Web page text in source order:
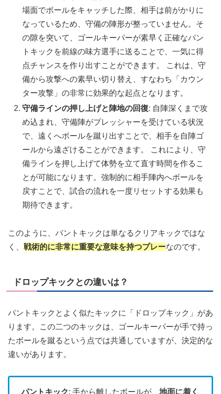
場面でボールをキャッチした際、相手は前がかりに
なっているため、守備の陣形が整っていません。そ
の隙を突いて、ゴールキーパーが素早く正確なパン
トキックを前線の味方選手に送ることで、一気に得
点チャンスを作り出すことができます。 これは、守
備から攻撃への素早い切り替え、すなわち「カウン
ター攻撃」の非常に効果的な起点となります。
守備ラインの押し上げと陣地の回復: 自陣深くまで攻
め込まれ、守備陣がプレッシャーを受けている状況
で、遠くへボールを蹴り出すことで、相手を自陣ゴ
ールから遠ざけることができます。 これにより、守
備ラインを押し上げて体勢を立て直す時間を作るこ
とが可能になります。強制的に相手陣内へボールを
戻すことで、試合の流れを一度リセットする効果も
期待できます。
このように、パントキックは単なるクリアキックではな
く、 戦術的に非常に重要な意味を持つプレーなのです。
ドロップキックとの違いは？
パントキックとよく似たキックに「ドロップキック」があ
ります。この二つのキックは、ゴールキーパーが手で持っ
たボールを蹴るという点では共通していますが、決定的な
違いがあります。
パントキック: 手から離したボールが、 地面に着く